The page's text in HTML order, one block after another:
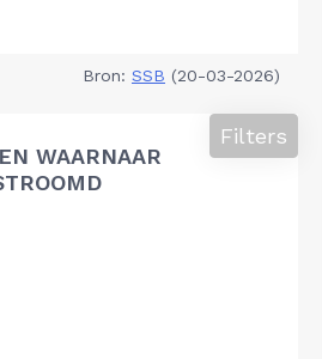
Bron: SSB (20-03-2026)
WAARNAAR
Filters